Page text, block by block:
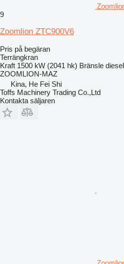
9
Zoomlion ZTC900V6
Pris på begäran
Terrängkran
Kraft 1500 kW (2041 hk) Bränsle diesel
ZOOMLION-MAZ
Kina, He Fei Shi
Toffs Machinery Trading Co.,Ltd
Kontakta säljaren